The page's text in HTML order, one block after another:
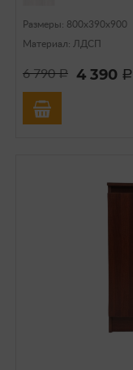
Размеры: 800х390х900
Материал: ЛДСП
6 790a 4 390 a